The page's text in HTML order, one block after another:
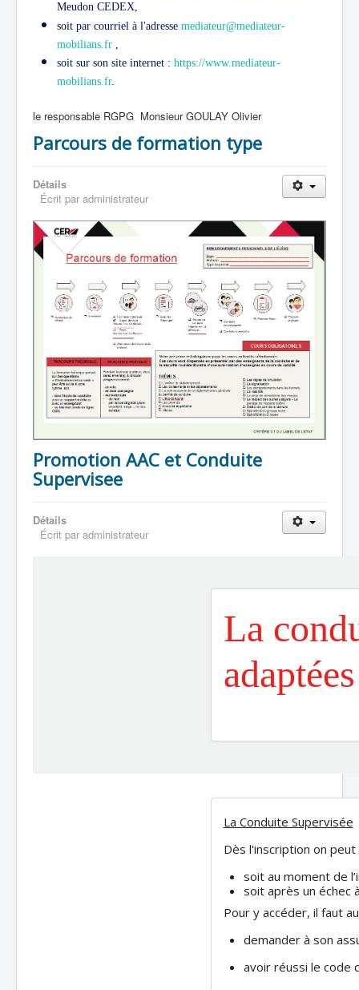
Meudon CEDEX,
soit par courriel à l'adresse mediateur@mediateur-
mobilians.fr ,
soit sur son site internet : https://www.mediateur-
mobilians.fr.
le responsable RGPG Monsieur GOULAY Olivier
Parcours de formation type
Détails
Écrit par administrateur
Promotion AAC et Conduite
Supervisee
Détails
Écrit par administrateur
La
La Conduite Supervisée
Dès l'inscription on
soit au moment de
soit après un échec
Pour y accéder, il faut
demander à son
avoir réussi le code